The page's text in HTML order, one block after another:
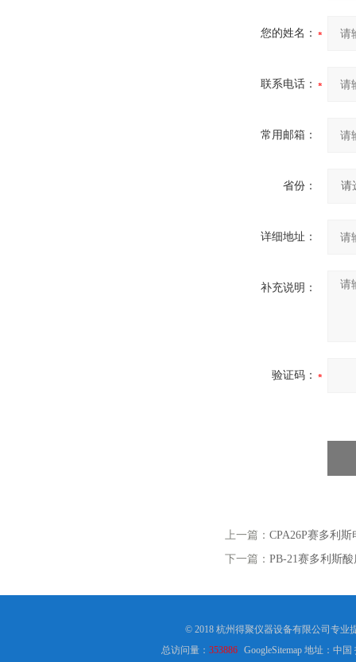
您的姓名：
联系电话：
常用邮箱：
省份：
详细地址：
补充说明：
验证码：
上一篇： CPA26P赛多利斯
下一篇： PB-21赛多利斯酸
© 2018 杭州得聚仪器设备有限公司专业
总访问量：353886 GoogleSitemap地址：中国